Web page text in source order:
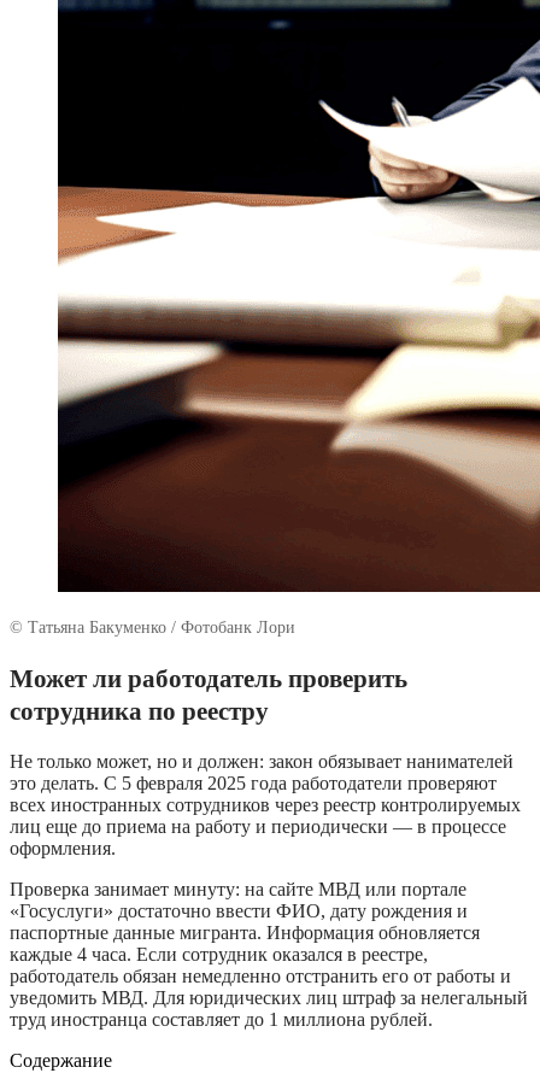
© Татьяна Бакуменко / Фотобанк Лори
Может ли работодатель проверить
сотрудника по реестру
Не только может, но и должен: закон обязывает нанимателей
это делать. С 5 февраля 2025 года работодатели проверяют
всех иностранных сотрудников через реестр контролируемых
лиц еще до приема на работу и периодически — в процессе
оформления.
Проверка занимает минуту: на сайте МВД или портале
«Госуслуги» достаточно ввести ФИО, дату рождения и
паспортные данные мигранта. Информация обновляется
каждые 4 часа. Если сотрудник оказался в реестре,
работодатель обязан немедленно отстранить его от работы и
уведомить МВД. Для юридических лиц штраф за нелегальный
труд иностранца составляет до 1 миллиона рублей.
Содержание